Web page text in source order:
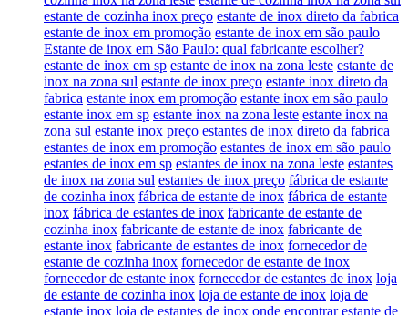
estante de cozinha inox preço estante de inox direto da fabrica
estante de inox em promoção estante de inox em são paulo
Estante de inox em São Paulo: qual fabricante escolher?
estante de inox em sp estante de inox na zona leste estante de
inox na zona sul estante de inox preço estante inox direto da
fabrica estante inox em promoção estante inox em são paulo
estante inox em sp estante inox na zona leste estante inox na
zona sul estante inox preço estantes de inox direto da fabrica
estantes de inox em promoção estantes de inox em são paulo
estantes de inox em sp estantes de inox na zona leste estantes
de inox na zona sul estantes de inox preço fábrica de estante
de cozinha inox fábrica de estante de inox fábrica de estante
inox fábrica de estantes de inox fabricante de estante de
cozinha inox fabricante de estante de inox fabricante de
estante inox fabricante de estantes de inox fornecedor de
estante de cozinha inox fornecedor de estante de inox
fornecedor de estante inox fornecedor de estantes de inox loja
de estante de cozinha inox loja de estante de inox loja de
estante inox loja de estantes de inox onde encontrar estante de